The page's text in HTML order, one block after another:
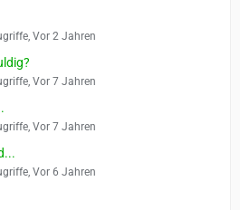
Vor 2 Jahren
Vor 7 Jahren
Vor 7 Jahren
Vor 6 Jahren